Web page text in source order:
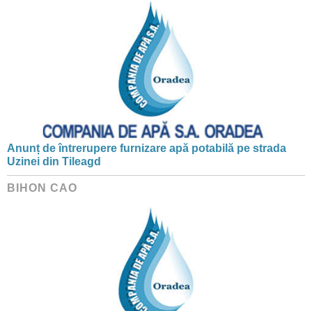
Anunț de întrerupere furnizare apă potabilă pe strada
Uzinei din Tileagd
BIHON CAO